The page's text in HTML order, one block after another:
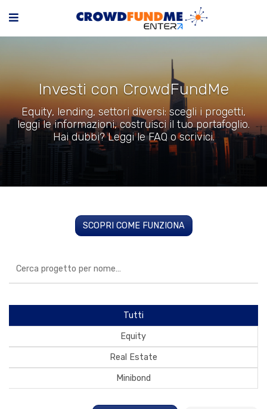
Investi con CrowdFundMe
Equity, lending, settori diversi: scegli i progetti,
leggi le informazioni, costruisci il tuo portafoglio.
Hai dubbi? Leggi le FAQ o scrivici.
SCOPRI COME FUNZIONA
Tutti
Equity
Real Estate
Minibond